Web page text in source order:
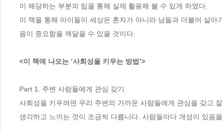
이 해당하는 부분의 팁을 통해 실제 활용해 볼 수 있게 하였다.
이 책을 통해 아이들이 세상은 혼자가 아니라 남들과 더불어 살
음이 중요함을 깨달을 수 있을 것이다.
<이 책에 나오는 ‘사회성을 키우는 방법’>
Part 1. 주변 사람들에게 관심 갖기
사회성을 키우려면 우리 주변의 가까운 사람들에게 관심을 갖고
생각하고 느끼는 것이 조금씩 다릅니다. 사람들마다 개성이 있